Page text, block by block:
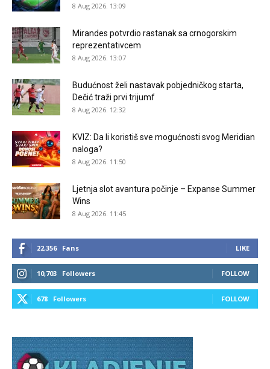
8 Aug 2026. 13:09
Mirandes potvrdio rastanak sa crnogorskim
reprezentativcem
8 Aug 2026. 13:07
Budućnost želi nastavak pobjedničkog starta,
Dečić traži prvi trijumf
8 Aug 2026. 12:32
KVIZ: Da li koristiš sve mogućnosti svog Meridian
naloga?
8 Aug 2026. 11:50
Ljetnja slot avantura počinje – Expanse Summer
Wins
8 Aug 2026. 11:45
22,356 Fans LIKE
10,703 Followers FOLLOW
678 Followers FOLLOW